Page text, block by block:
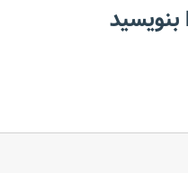
بنویسید